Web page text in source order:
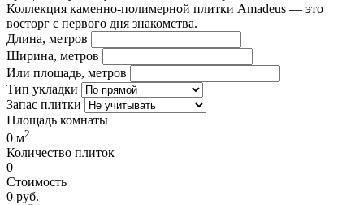
Коллекция каменно-полимерной плитки Amadeus — это
восторг с первого дня знакомства.
Длина, метров
Ширина, метров
Или площадь, метров
Тип укладки
Запас плитки
Площадь комнаты
0 м2
Количество плиток
0
Стоимость
0 руб.